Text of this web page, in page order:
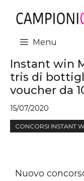
contenuto
Menu
Instant win
tris di
voucher da
15/07/2020
CONCORSI INSTANT
Nuovo